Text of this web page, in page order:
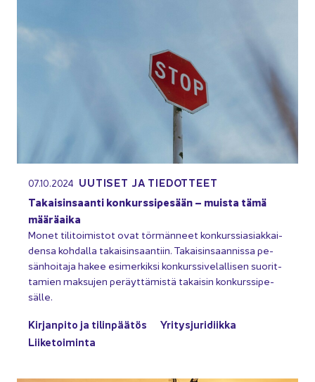
07.10.2024 UU­TI­SET JA TIE­DOT­TEET
Ta­kai­sin­saan­ti kon­kurs­si­pe­sään – muis­ta tämä
mää­rä­ai­ka
Monet ti­li­toi­mis­tot ovat tör­män­neet kon­kurs­sia­siak­kai­
den­sa koh­dal­la ta­kai­sin­saan­tiin. Ta­kai­sin­saan­nis­sa pe­
sän­hoi­ta­ja hakee esi­mer­kik­si kon­kurs­si­ve­lal­li­sen suo­rit­
ta­mien mak­su­jen pe­räyt­tä­mis­tä ta­kai­sin kon­kurs­si­pe­
säl­le.
Kir­jan­pi­to ja ti­lin­pää­tös
Yri­tys­ju­ri­diik­ka
Lii­ke­toi­min­ta